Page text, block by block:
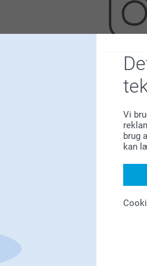
Vi
brug
kan
Leder du efter
Førsteklasses